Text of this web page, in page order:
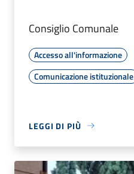
Consiglio Comunale
Accesso all'informazione
Comunicazione istituzionale
LEGGI DI PIÙ